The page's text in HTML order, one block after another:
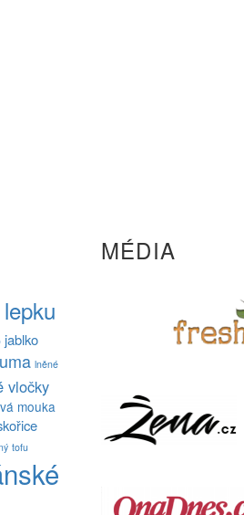
jablko
lněné
vločky
mouka
tofu
MÉDIA